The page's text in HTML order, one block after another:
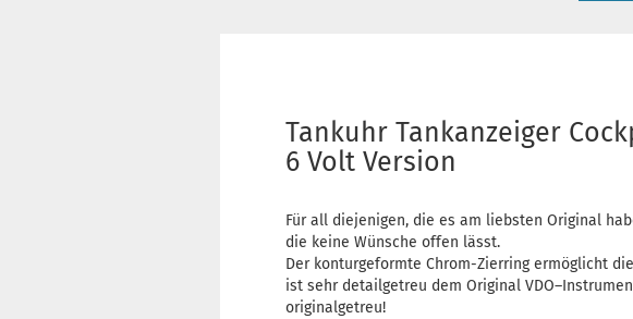
Tankuhr Tankanzeiger
6 Volt Version
Für all diejenigen, die es am liebsten Original
die keine Wünsche offen lässt.
Der konturgeformte Chrom-Zierring ermöglicht
ist sehr detailgetreu dem Original
originalgetreu!